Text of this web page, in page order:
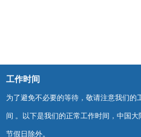
工作时间
为了避免不必要的等待，敬请注意我们的
间 。以下是我们的正常工作时间，中国大
节假日除外。